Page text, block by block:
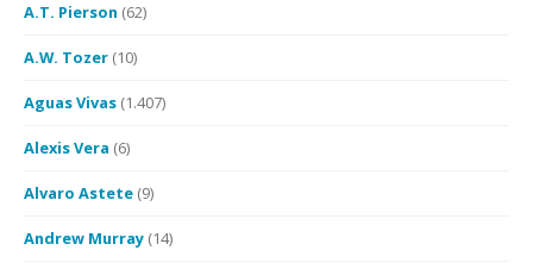
A.T. Pierson (62)
A.W. Tozer (10)
Aguas Vivas (1.407)
Alexis Vera (6)
Alvaro Astete (9)
Andrew Murray (14)